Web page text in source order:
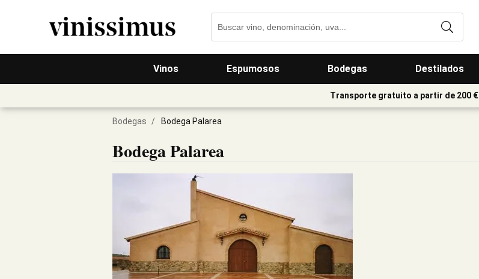
Vinos Espumosos Bodegas Destilados
Transporte gratuito a partir de 200 €
Bodegas / Bodega Palarea
Bodega Palarea